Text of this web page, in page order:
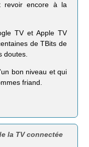
revoir encore à la
TV et Apple TV
de TBits de
doutes.
bon niveau et qui
friand.
la TV connectée